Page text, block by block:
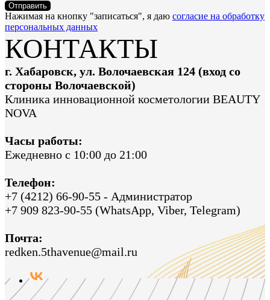
Отправить
Нажимая на кнопку "записаться", я даю согласие на обработку
персональных данных
КОНТАКТЫ
г. Хабаровск, ул. Волочаевская 124 (вход со
стороны Волочаевской)
Клиника инновационной косметологии BEAUTY
NOVA
Часы работы:
Ежедневно с 10:00 до 21:00
Телефон:
+7 (4212) 66-90-55 - Администратор
+7 909 823-90-55 (WhatsApp, Viber, Telegram)
Почта:
redken.5thavenue@mail.ru